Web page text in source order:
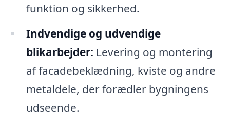
funktion og sikkerhed.
Indvendige og udvendige
blikarbejder: Levering og montering
af facadebeklædning, kviste og andre
metaldele, der forædler bygningens
udseende.